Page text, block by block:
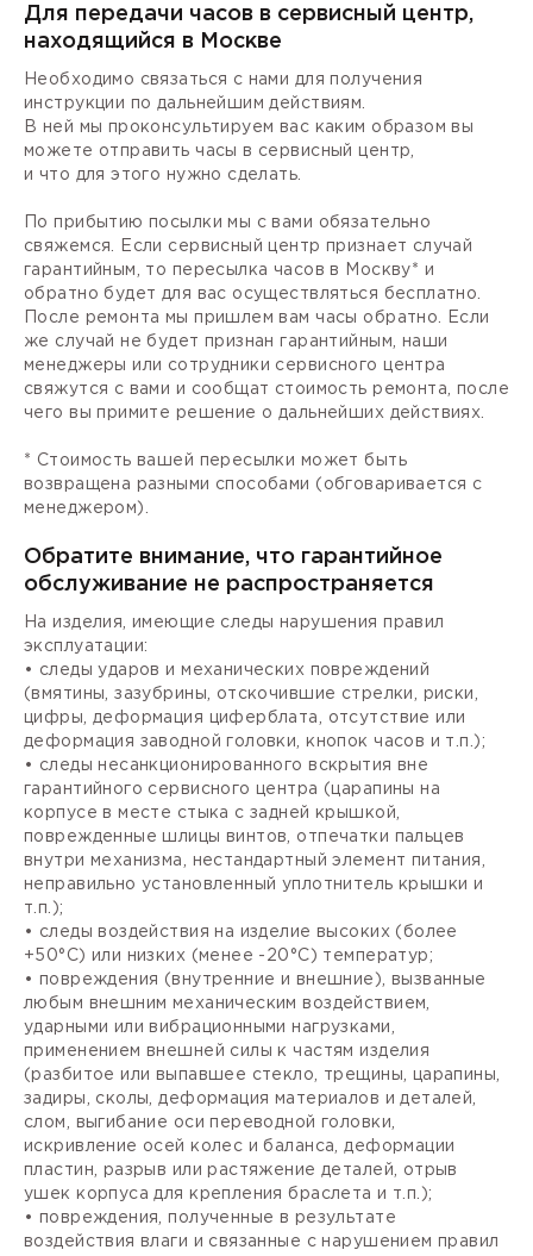
Для передачи часов в сервисный центр,
находящийся в Москве
Необходимо связаться с нами для получения
инструкции по дальнейшим действиям.
В ней мы проконсультируем вас каким образом вы
можете отправить часы в сервисный центр,
и что для этого нужно сделать.
По прибытию посылки мы с вами обязательно
свяжемся. Если сервисный центр признает случай
гарантийным, то пересылка часов в Москву* и
обратно будет для вас осуществляться бесплатно.
После ремонта мы пришлем вам часы обратно. Если
же случай не будет признан гарантийным, наши
менеджеры или сотрудники сервисного центра
свяжутся с вами и сообщат стоимость ремонта, после
чего вы примите решение о дальнейших действиях.
* Стоимость вашей пересылки может быть
возвращена разными способами (обговаривается с
менеджером).
Обратите внимание, что гарантийное
обслуживание не распространяется
На изделия, имеющие следы нарушения правил
эксплуатации:
• следы ударов и механических повреждений
(вмятины, зазубрины, отскочившие стрелки, риски,
цифры, деформация циферблата, отсутствие или
деформация заводной головки, кнопок часов и т.п.);
• следы несанкционированного вскрытия вне
гарантийного сервисного центра (царапины на
корпусе в месте стыка с задней крышкой,
поврежденные шлицы винтов, отпечатки пальцев
внутри механизма, нестандартный элемент питания,
неправильно установленный уплотнитель крышки и
т.п.);
• следы воздействия на изделие высоких (более
+50°С) или низких (менее -20°С) температур;
• повреждения (внутренние и внешние), вызванные
любым внешним механическим воздействием,
ударными или вибрационными нагрузками,
применением внешней силы к частям изделия
(разбитое или выпавшее стекло, трещины, царапины,
задиры, сколы, деформация материалов и деталей,
слом, выгибание оси переводной головки,
искривление осей колес и баланса, деформации
пластин, разрыв или растяжение деталей, отрыв
ушек корпуса для крепления браслета и т.п.);
• повреждения, полученные в результате
воздействия влаги и связанные с нарушением правил